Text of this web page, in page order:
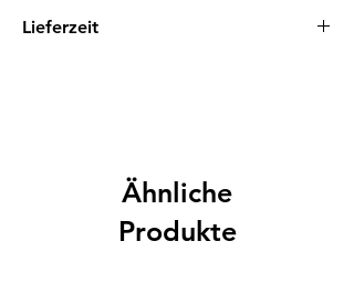
Lieferzeit
Ähnliche
Produkte